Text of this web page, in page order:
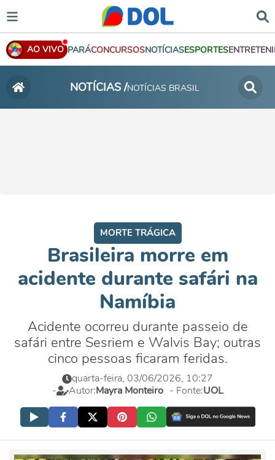
AO VIVO PARÁCONCURSOSNOTÍCIASESPORTES
NOTÍCIAS /NOTÍCIAS BRASIL
MORTE TRÁGICA
Brasileira morre em
acidente durante safári na
Namíbia
Acidente ocorreu durante passeio de
safári entre Sesriem e Walvis Bay; outras
cinco pessoas ficaram feridas.
quarta-feira, 03/06/2026, 10:27
-
Autor:Mayra Monteiro - Fonte:UOL